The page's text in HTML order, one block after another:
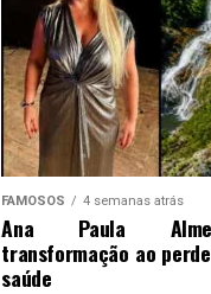
FAMOSOS 4 semanas atrás
Ana Paula
transformação ao
saúde